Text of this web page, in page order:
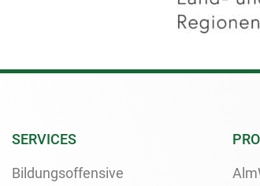
SERVICES
Bildungsoffensive